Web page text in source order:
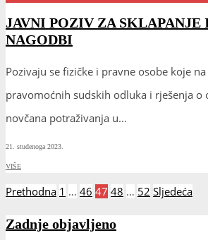
JAVNI POZIV ZA SKLAPANJE
NAGODBI
Pozivaju se fizičke i pravne osobe koje
pravomoćnih sudskih odluka i rješenja o
novčana potraživanja u...
21. studenoga 2023.
VIŠE
Brojevi
objava
Prethodna 1 … 46 47 48 … 52 Sljedeća
Zadnje objavljeno